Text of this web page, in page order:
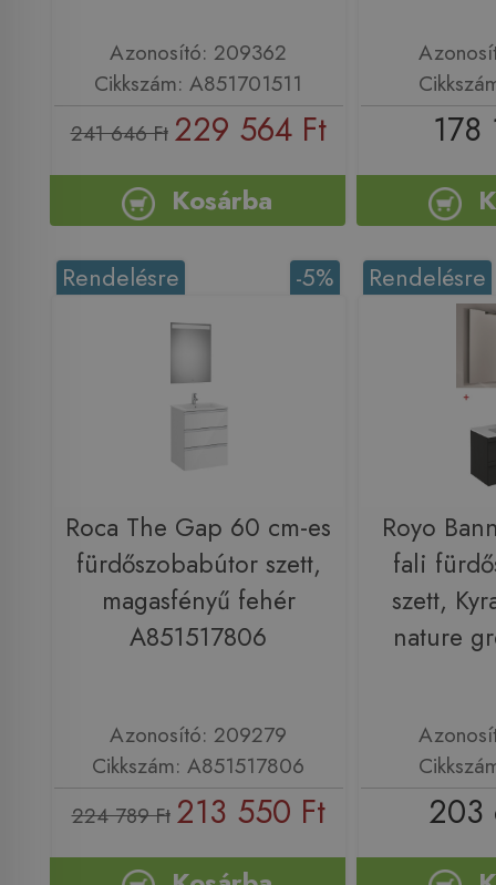
Azonosító: 209362
Cikkszám: A851701511
241 646 Ft 229 564 Ft
Kosárba
178
-5%
Rendelésre
Roca The Gap 60 cm-es
fürdőszobabútor szett,
magasfényű fehér
A851517806
Azonosító: 209279
Cikkszám: A851517806
224 789 Ft 213 550 Ft
Rendelésre
Royo
fali
szett,
nature
203